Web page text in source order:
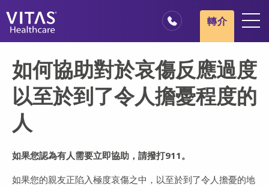
安寧療護基本概述
我們的服務
轉介
如何協助對於哀傷反應過度
以至於到了令人擔憂程度的
人
如果您認為有人需要立即協助，請撥打911。
如果您的親友正陷入極度哀傷之中，以至於到了令人擔憂的地